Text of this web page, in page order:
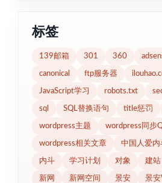
标签
139邮箱 301 360
canonical ftp服务器
JavaScript学习 robots.txt
sql SQL替换语句 title惩罚
wordpress主题 wordpress同步
wordpress相关文章 中国人爱内
内斗 学习计划 对象 建站
新网 新网空间 景安 景安